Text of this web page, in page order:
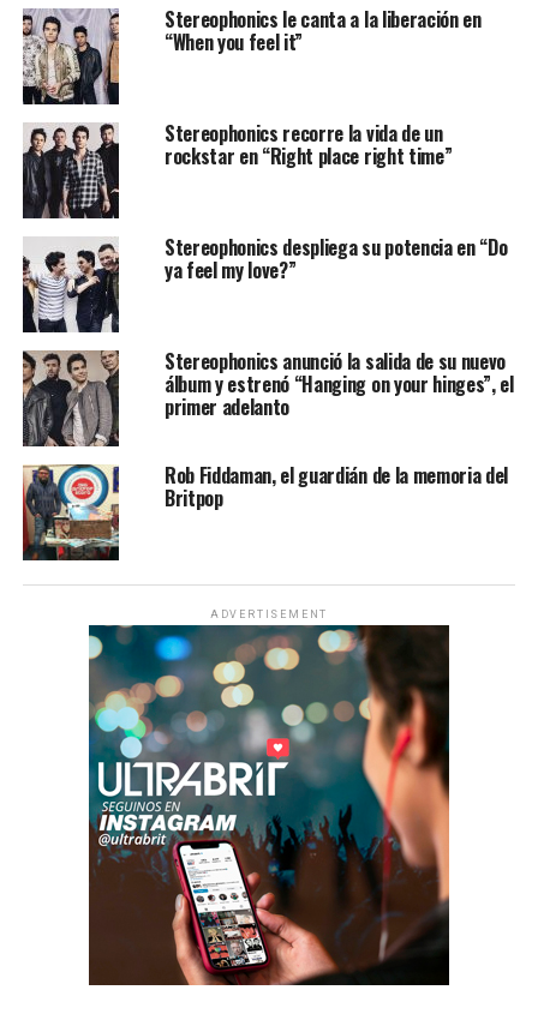
Stereophonics le canta a la liberación en
“When you feel it”
Stereophonics recorre la vida de un
rockstar en “Right place right time”
Stereophonics despliega su potencia en “Do
ya feel my love?”
Stereophonics anunció la salida de su nuevo
álbum y estrenó “Hanging on your hinges”, el
primer adelanto
Rob Fiddaman, el guardián de la memoria del
Britpop
ADVERTISEMENT